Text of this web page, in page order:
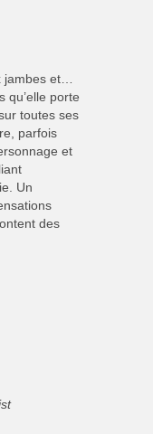
et…
qu’elle porte
toutes ses
parfois
et
Un
des